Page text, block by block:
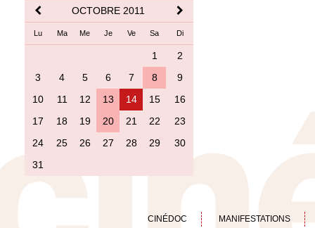
OCTOBRE 2011
Lu Ma Me Je Ve Sa Di
1
2
3
4 5 6 7 8
9
10
11 12 13 14 15
16
17
18 19 20 21 22
23
24
25 26 27 28 29
30
31
CINÉDOC MANIFESTATIONS